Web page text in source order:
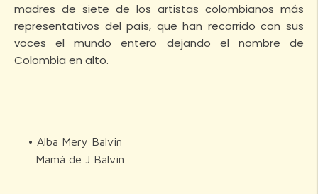
madres de siete de los artistas colombianos más
representativos del país, que han recorrido con sus
voces el mundo entero dejando el nombre de
Colombia en alto.
• Alba Mery Balvin
Mamá de J Balvin